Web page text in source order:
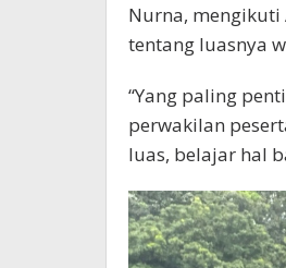
Nurna, mengikuti
tentang luasnya
“Yang paling
perwakilan
luas, belajar hal